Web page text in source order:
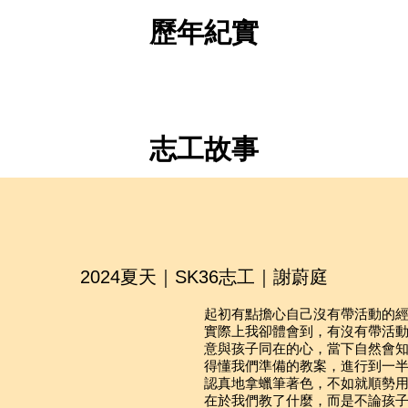
，或華航及斯里蘭卡航空
，可聯繫VYA臺北辦公室，VYA將協助轉達給帶團領隊
先學習為團隊服務，共同分工合作完成生活事務：如備餐備
歷年紀實
志工故事
2024夏天｜SK36志工｜謝蔚庭
起初有點擔⼼⾃⼰沒有帶活動的
實際上我卻體會到，有沒有帶活
意與孩⼦同在的⼼ ，當下⾃然會
得懂我們準備的教案，進⾏到 ⼀
認真地拿蠟筆著⾊ ，不如就順勢⽤
在於我們教了什麼， ⽽是不論孩⼦